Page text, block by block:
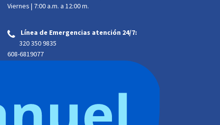
Viernes | 7:00 a.m. a 12:00 m.
Línea de Emergencias atención 24/7:
320 350 9835
608-6819077
Atención presencial: